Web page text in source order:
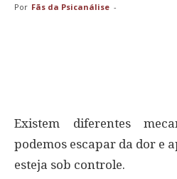
Por Fãs da Psicanálise -
Existem diferentes
podemos escapar da dor e
esteja sob controle.